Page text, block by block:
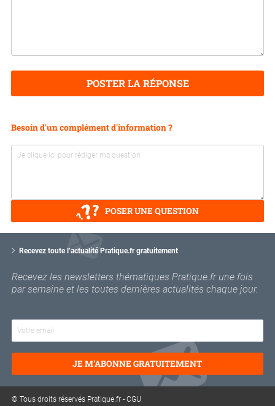
POSTER LA RÉPONSE
Besoin d'un complément d'information ?
POSER UNE QUESTION
Recevez toute l’actualité Pratique.fr gratuitement
Recevez les newsletters thématiques Pratique.fr une fois
par semaine et les toutes dernières actualités chaque jour.
o
r
e
e
JE M'ABONNE GRATUITEMENT
© Tous droits réservés Pratique.fr -CGU